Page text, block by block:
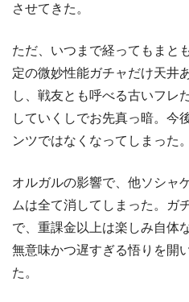
させてきた。
ただ、いつまで経ってもまと
定の微妙性能ガチャだけ天井
し、戦友とも呼べる古いフレ
していくしでお先真っ暗。今
ンツではなくなってしまった。
オルガルの影響で、他ソシャ
ムは全て消してしまった。ガ
で、重課金以上は楽しみ自
無意味かつ遅すぎる悟りを開
た。